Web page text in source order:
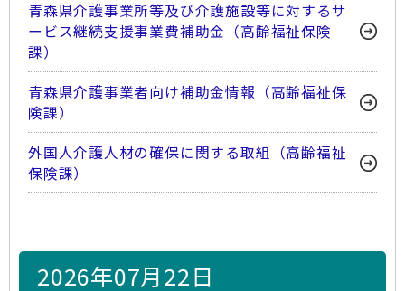
青森県介護事業所等及び介護施設等に対するサ
ービス継続支援事業費補助金（高齢福祉保険
課）
青森県介護事業者向け補助金情報（高齢福祉保
険課）
外国人介護人材の確保に関する取組（高齢福祉
保険課）
2026年07月22日